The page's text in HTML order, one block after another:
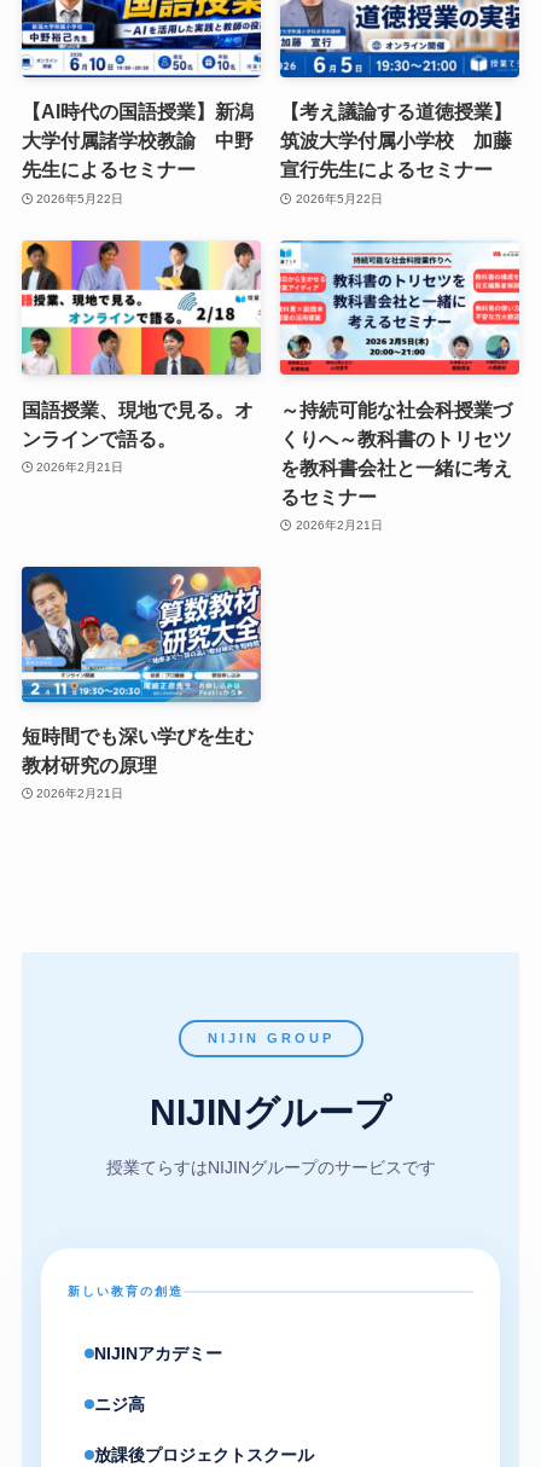
【AI時代の国語授業】新潟
大学付属諸学校教諭 中野
先生によるセミナー
2026年5月22日
【考え議論する道徳授業】
筑波大学付属小学校 加藤
宣行先生によるセミナー
2026年5月22日
国語授業、現地で見る。オ
ンラインで語る。
2026年2月21日
～持続可能な社会科授業づ
くりへ～教科書のトリセツ
を教科書会社と一緒に考え
るセミナー
2026年2月21日
短時間でも深い学びを生む
教材研究の原理
2026年2月21日
NIJIN GROUP
NIJINグループ
授業てらすはNIJINグループのサービスです
新しい教育の創造
NIJINアカデミー
ニジ高
放課後プロジェクトスクール